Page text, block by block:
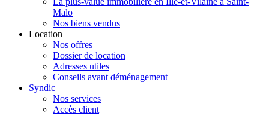
Malo
Nos biens vendus
Location
Nos offres
Dossier de location
Adresses utiles
Conseils avant déménagement
Syndic
Nos services
Accès client